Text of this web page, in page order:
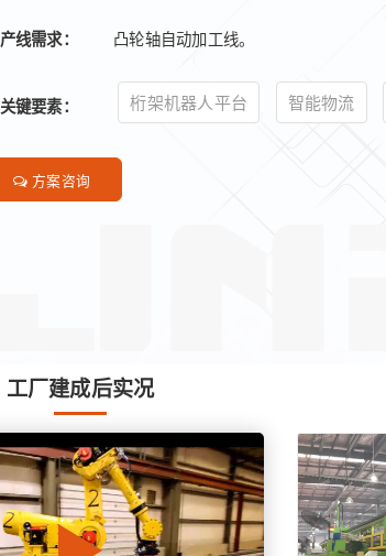
产线需求： 凸轮轴自动加工线。
关键要素： 桁架机器人平台 智能物流
方案咨询
工厂建成后实况